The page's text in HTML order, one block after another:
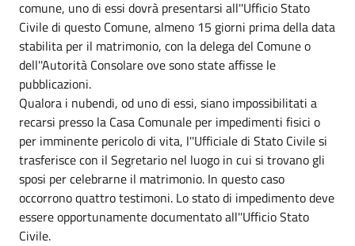
comune, uno di essi dovrà presentarsi all''Ufficio Stato
Civile di questo Comune, almeno 15 giorni prima della data
stabilita per il matrimonio, con la delega del Comune o
dell''Autorità Consolare ove sono state affisse le
pubblicazioni.
Qualora i nubendi, od uno di essi, siano impossibilitati a
recarsi presso la Casa Comunale per impedimenti fisici o
per imminente pericolo di vita, l''Ufficiale di Stato Civile si
trasferisce con il Segretario nel luogo in cui si trovano gli
sposi per celebrarne il matrimonio. In questo caso
occorrono quattro testimoni. Lo stato di impedimento deve
essere opportunamente documentato all''Ufficio Stato
Civile.